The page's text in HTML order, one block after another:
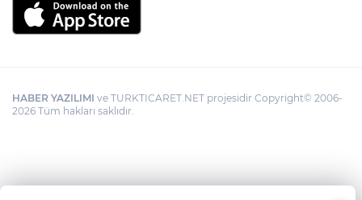
HABER YAZILIMI ve TURKTICARET.NET projesidir Copyright© 2006-
2026 Tüm hakları saklıdır.